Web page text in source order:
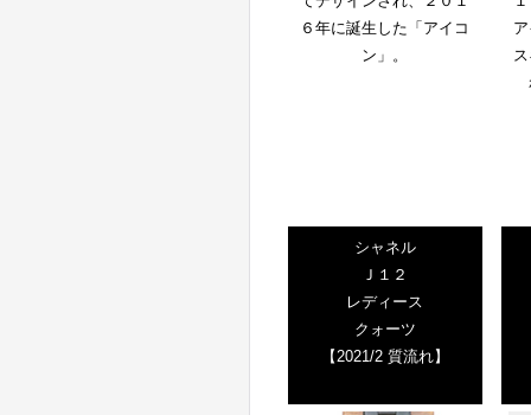
６年に誕生した「アイコ
ン」。
シャネル
Ｊ１２
レディース
クォーツ
【2021/2 質流れ】